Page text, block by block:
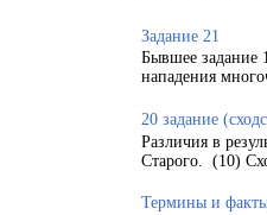
Задание 21
Бывшее задание
нападения
20 задание
Различия в
Старого. (10)
Термины и